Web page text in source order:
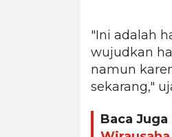
"Ini adalah
wujudkan
namun
sekarang,"
Baca Juga